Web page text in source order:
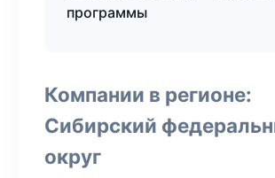
программы
Компании в регионе:
Сибирский
округ